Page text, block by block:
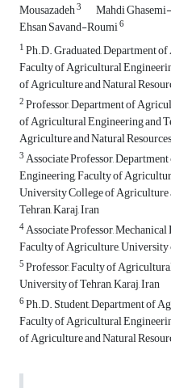
Mousazadeh3 Mahdi
Ehsan Savand-Roumi6
1Ph.D. Graduated, Department
Faculty of Agricultural
of Agriculture and Natural
2Professor, Department of
of Agricultural Engineering and
Agriculture and Natural
3Associate Professor,
Engineering, Faculty of
University College of Agriculture
Tehran, Karaj, Iran
4Associate Professor,
Faculty of Agriculture, University
5Professor, Faculty of
University of Tehran, Karaj, Iran
6Ph.D. Student, Department of
Faculty of Agricultural
of Agriculture and Natural